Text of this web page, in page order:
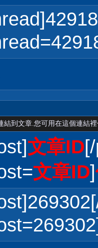
結到文章.您可用在這個連結
文章ID
文章ID]